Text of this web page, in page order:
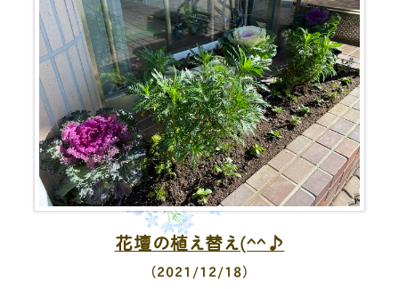
花壇の植え替え(^^♪
（2021/12/18）